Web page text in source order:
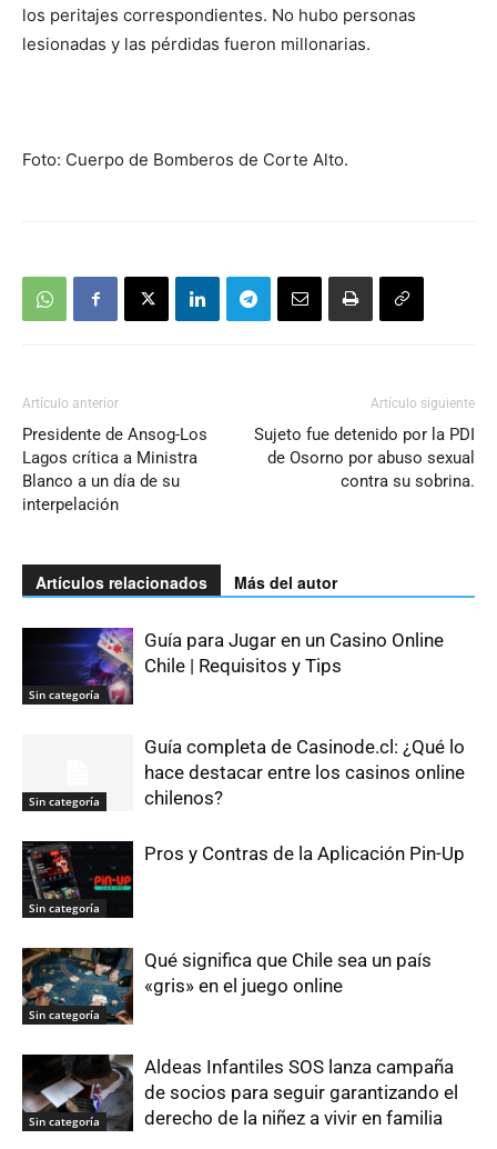
los peritajes correspondientes. No hubo personas
lesionadas y las pérdidas fueron millonarias.
Foto: Cuerpo de Bomberos de Corte Alto.
Artículo anterior
Presidente de Ansog-Los
Lagos crítica a Ministra
Blanco a un día de su
interpelación
Artículo siguiente
Sujeto fue detenido por la PDI
de Osorno por abuso sexual
contra su sobrina.
Artículos relacionados Más del autor
Sin categoría
Guía para Jugar en un Casino Online
Chile | Requisitos y Tips
Sin categoría
Guía completa de Casinode.cl: ¿Qué lo
hace destacar entre los casinos online
chilenos?
Sin categoría
Pros y Contras de la Aplicación Pin-Up
Sin categoría
Qué significa que Chile sea un país
«gris» en el juego online
Sin categoría
Aldeas Infantiles SOS lanza campaña
de socios para seguir garantizando el
derecho de la niñez a vivir en familia